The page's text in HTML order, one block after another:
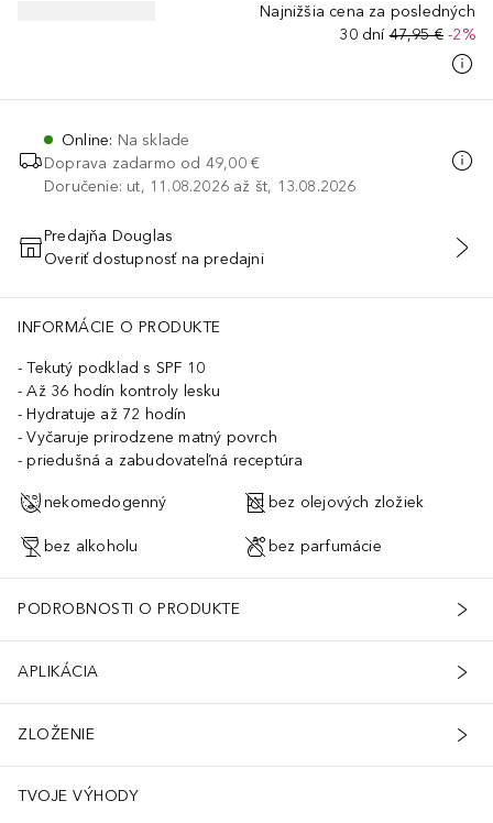
Najnižšia cena za posledných
30 dní 47,95 € -2%
Online: Na sklade
Doprava zadarmo od 49,00 €
Doručenie: ut, 11.08.2026 až št, 13.08.2026
PRIDAŤ DO KOŠÍKA
Predajňa Douglas
Overiť dostupnosť na predajni
INFORMÁCIE O PRODUKTE
Tekutý podklad s SPF 10
Až 36 hodín kontroly lesku
Hydratuje až 72 hodín
Vyčaruje prirodzene matný povrch
priedušná a zabudovateľná receptúra
nekomedogenný bez olejových zložiek
bez alkoholu bez parfumácie
PODROBNOSTI O PRODUKTE
APLIKÁCIA
ZLOŽENIE
TVOJE VÝHODY